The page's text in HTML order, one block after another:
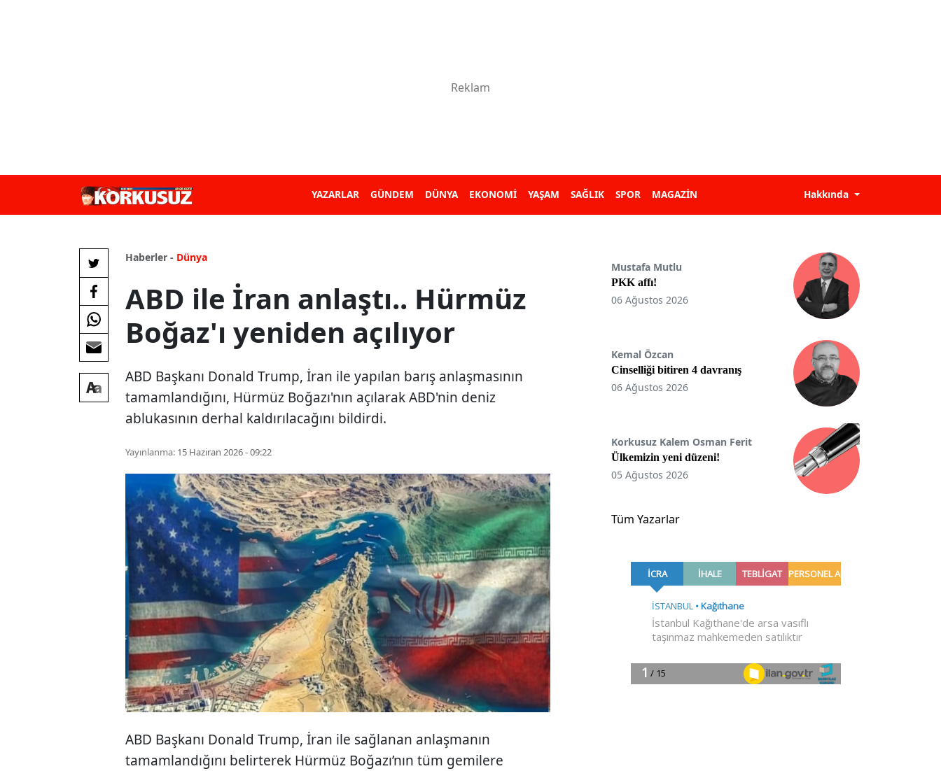
YAZARLAR GÜNDEM DÜNYA EKONOMİ YAŞAM SAĞLIK SPOR MAGAZİN Hakkında
Haberler - Dünya
ABD ile İran anlaştı.. Hürmüz
Boğaz'ı yeniden açılıyor
ABD Başkanı Donald Trump, İran ile yapılan barış anlaşmasının
tamamlandığını, Hürmüz Boğazı'nın açılarak ABD'nin deniz
ablukasının derhal kaldırılacağını bildirdi.
Yayınlanma: 15 Haziran 2026 - 09:22
ABD Başkanı Donald Trump, İran ile sağlanan anlaşmanın
tamamlandığını belirterek Hürmüz Boğazı’nın tüm gemilere
Mustafa Mutlu
PKK affı!
06 Ağustos 2026
Kemal Özcan
Cinselliği bitiren 4 davranış
06 Ağustos 2026
Korkusuz Kalem Osman Ferit
Ülkemizin yeni düzeni!
05 Ağustos 2026
Tüm Yazarlar